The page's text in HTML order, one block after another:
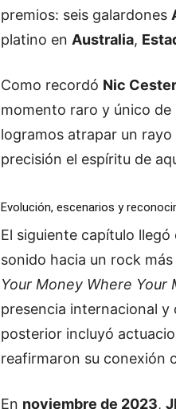
premios: seis galardones
platino en Australia,
Como recordó Nic Cester
momento raro y único
logramos atrapar un
precisión el espíritu de
Evolución, escenarios y
El siguiente capítulo llegó
sonido hacia un rock
Your Money Where Your
presencia internacional
posterior incluyó
reafirmaron su conexión
En noviembre de 2023,